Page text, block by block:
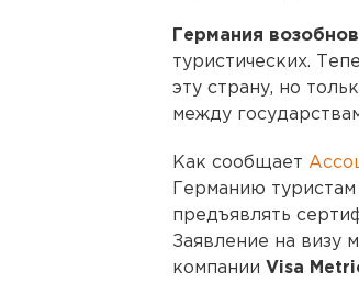
Германия
туристических.
эту страну, но
между
Как сообщает
Германию
предъявлять
Заявление на визу
компании Visa